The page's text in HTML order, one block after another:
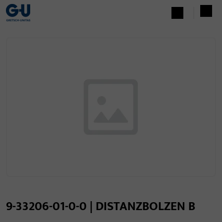
9-33206-01-0-0 | DISTANZBOLZEN B